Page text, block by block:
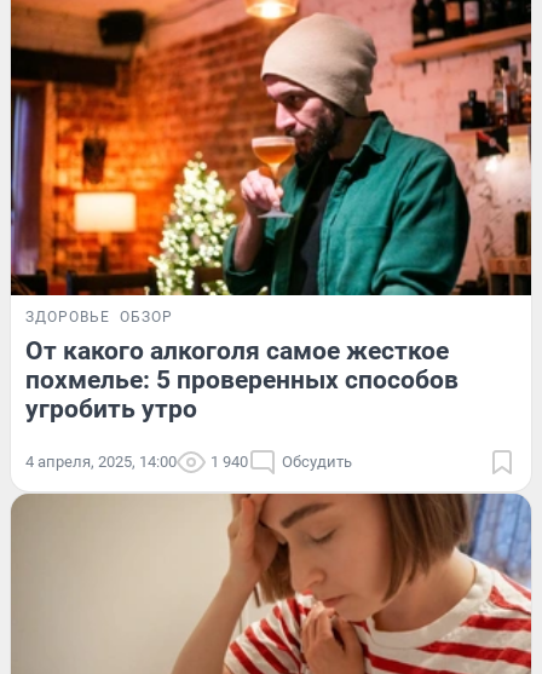
ЗДОРОВЬЕ ОБЗОР
От какого алкоголя самое жесткое
похмелье: 5 проверенных способов
угробить утро
4 апреля, 2025, 14:00 1 940 Обсудить